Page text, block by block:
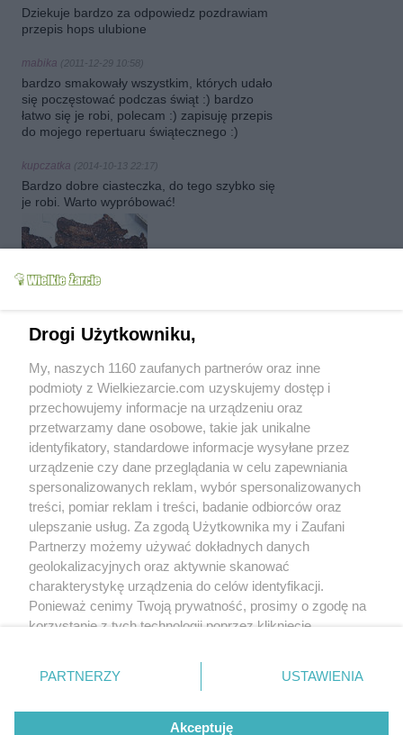
Dziekuje bardzo za odpowiedz pozdrawiam
przepis hops ulubione
mabika (2011-12-29 10:58)
bardzo smakowały wszystkim, których udało
się poczęstować podczas świąt :) bardzo
łatwo się je robi, polecam :) zapisuję przepis
do mojego repertuaru świątecznego :)
kupczatka (2014-10-13 22:17)
Bardzo dobre ciasteczka, do tego szybko się
je robi. Warto wypróbować!
Olek (2014-12-27 20:38)
Szczerze, to bardziej smakują mi te przed;)
(2014-12-28 10:33)
Bo te rogaliki trzeba obtaczać w cukrze jak są
gorące.
Olek (2014-12-28 11:57)
I tak też zrobiłam, ale smakują mi te bez
"otoczki";)
Napisz do nas Regulamin
Drogi Użytkowniku,
My, naszych 1160 zaufanych partnerów oraz inne
podmioty z Wielkiezarcie.com uzyskujemy dostęp i
przechowujemy informacje na urządzeniu oraz
przetwarzamy dane osobowe, takie jak unikalne
identyfikatory, standardowe informacje wysyłane przez
urządzenie czy dane przeglądania w celu zapewniania
spersonalizowanych reklam, wybór spersonalizowanych
treści, pomiar reklam i treści, badanie odbiorców oraz
ulepszanie usług. Za zgodą Użytkownika my i Zaufani
Partnerzy możemy używać dokładnych danych
geolokalizacyjnych oraz aktywnie skanować
charakterystykę urządzenia do celów identyfikacji.
Ponieważ cenimy Twoją prywatność, prosimy o zgodę na
korzystanie z tych technologii poprzez kliknięcie
zmienić/wycofać klikając przycisk ustawień prywatności
znajdujący się w lewym dolnym rogu strony
rodzaje przetwarzania danych nie wymagają zgody
użytkownika, ale masz prawo sprzeciwić się takiemu
PARTNERZY USTAWIENIA
Akceptuję